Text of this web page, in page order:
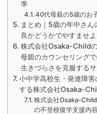
準
40代母親の5歳のお
まとめ｜5歳の年中さ
良かどうかでやすませよ
株式会社Osaka-Child
母親のカウンセリング
生きづらさを克服する
小中学高校生・発達障
する株式会社Osaka-
株式会社Osaka-
の不登校復学支援内